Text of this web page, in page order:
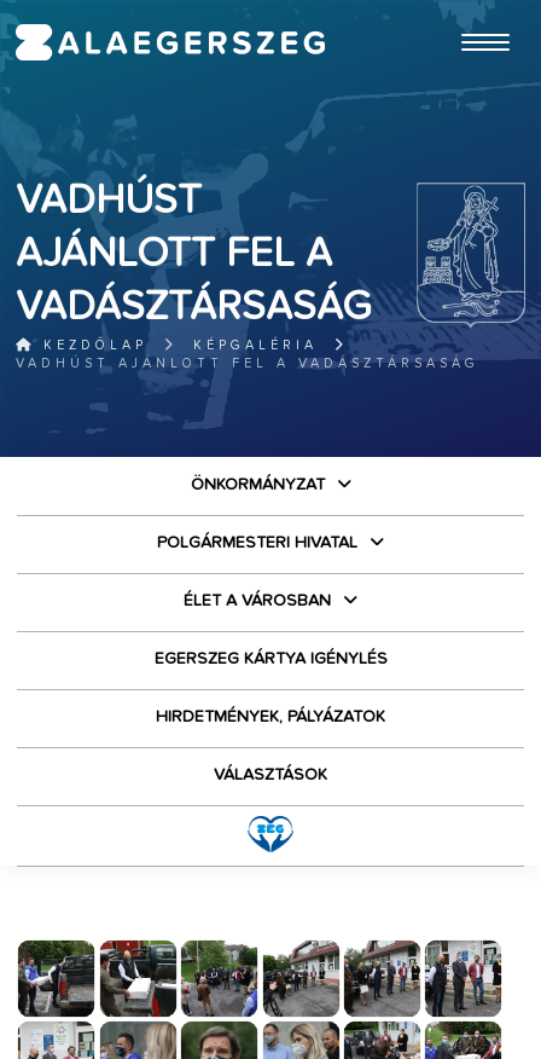
ugrás a fő tartalomhoz
VADHÚST
AJÁNLOTT FEL A
VADÁSZTÁRSASÁG
KEZDŐLAP
KÉPGALÉRIA
VADHÚST AJÁNLOTT FEL A VADÁSZTÁRSASÁG
ÖNKORMÁNYZAT
POLGÁRMESTERI HIVATAL
ÉLET A VÁROSBAN
EGERSZEG KÁRTYA IGÉNYLÉS
HIRDETMÉNYEK, PÁLYÁZATOK
VÁLASZTÁSOK